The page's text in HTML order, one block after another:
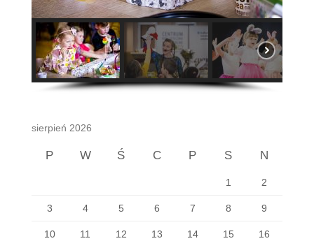
sierpień 2026
P W Ś C P S N
1 2
3 4 5 6 7 8 9
10 11 12 13 14 15 16